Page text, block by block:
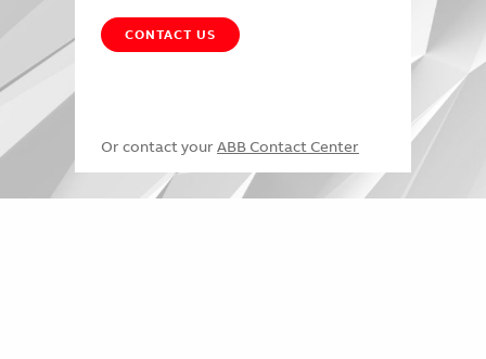
CONTACT US
Or contact your ABB Contact Center